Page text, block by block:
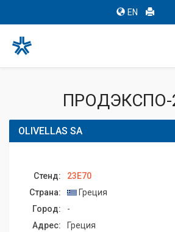
EN
ПРОДЭКСПО-
OLIVELLAS SA
Стенд:
23E70
Страна:
Греция
Город:
-
Адрес:
Греция